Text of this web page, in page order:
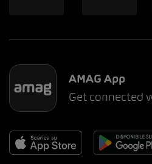
AMAG App
Get connected